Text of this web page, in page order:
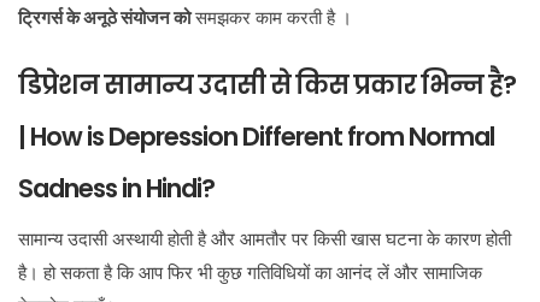
ट्रिगर्स के अनूठे संयोजन कोसमझकर काम करती है ।
डिप्रेशन सामान्य उदासी से किस प्रकार भिन्न है?
| How is Depression Different from Normal
Sadness in Hindi?
सामान्य उदासी अस्थायी होती है और आमतौर पर किसी खास घटना के कारण होती
है। हो सकता है कि आप फिर भी कुछ गतिविधियों का आनंद लें और सामाजिक